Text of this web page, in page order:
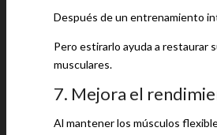
Después de un entrenamiento
Pero estirarlo ayuda a restaurar
musculares.
7. Mejora el
Al mantener los músculos